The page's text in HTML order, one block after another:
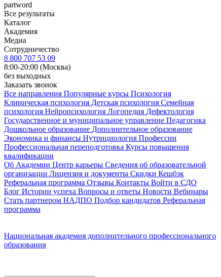
partword
Все результаты
Каталог
Академия
Медиа
Сотрудничество
8 800 707 53 09
8:00-20:00 (Москва)
без выходных
Заказать звонок
Все направления Популярные курсы Психология
Клиническая психология Детская психология Семейная
психология Нейропсихология Логопедия Дефектология
Государственное и муниципальное управление Педагогика
Дошкольное образование Дополнительное образование
Экономика и финансы Нутрициология Профессии
Профессиональная переподготовка Курсы повышения
квалификации
Об Академии Центр карьеры Сведения об образовательной
организации Лицензия и документы Скидки Кешбэк
Реферальная программа Отзывы Контакты Войти в СДО
Блог Истории успеха Вопросы и ответы Новости Вебинары
Стать партнером НАДПО Подбор кандидатов Реферальная
программа
Национальная академия дополнительного профессионального
образования